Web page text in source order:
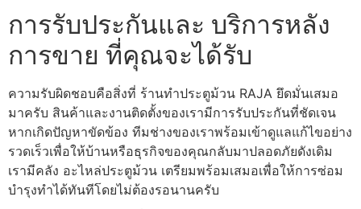
การรับประกันและ บริการหลัง
การขาย ที่คุณจะได้รับ
ความรับผิดชอบคือสิ่งที่ ร้านทําประตูม้วน RAJA ยึดมั่นเสมอ
มาครับ สินค้าและงานติดตั้งของเรามีการรับประกันที่ชัดเจน
หากเกิดปัญหาขัดข้อง ทีมช่างของเราพร้อมเข้าดูแลแก้ไขอย่าง
รวดเร็วเพื่อให้บ้านหรือธุรกิจของคุณกลับมาปลอดภัยดังเดิม
เรามีคลัง อะไหล่ประตูม้วน เตรียมพร้อมเสมอเพื่อให้การซ่อม
บำรุงทำได้ทันทีโดยไม่ต้องรอนานครับ